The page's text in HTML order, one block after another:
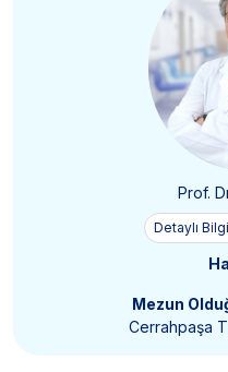
Prof.
Detaylı Bilgi
Mezun
Cerrahpaşa